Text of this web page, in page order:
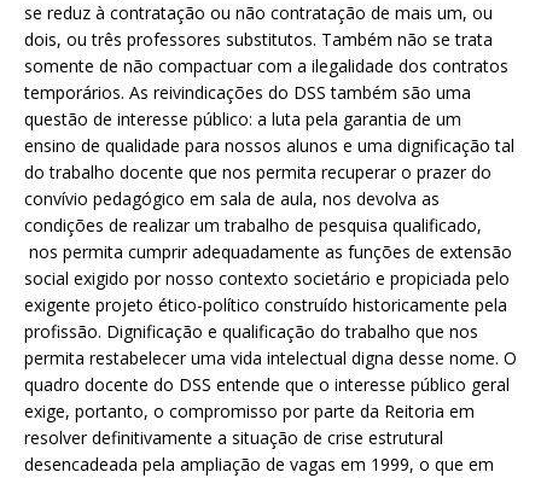
se reduz à contratação ou não contratação de mais um, ou
dois, ou três professores substitutos. Também não se trata
somente de não compactuar com a ilegalidade dos contratos
temporários. As reivindicações do DSS também são uma
questão de interesse público: a luta pela garantia de um
ensino de qualidade para nossos alunos e uma dignificação tal
do trabalho docente que nos permita recuperar o prazer do
convívio pedagógico em sala de aula, nos devolva as
condições de realizar um trabalho de pesquisa qualificado,
nos permita cumprir adequadamente as funções de extensão
social exigido por nosso contexto societário e propiciada pelo
exigente projeto ético-político construído historicamente pela
profissão. Dignificação e qualificação do trabalho que nos
permita restabelecer uma vida intelectual digna desse nome. O
quadro docente do DSS entende que o interesse público geral
exige, portanto, o compromisso por parte da Reitoria em
resolver definitivamente a situação de crise estrutural
desencadeada pela ampliação de vagas em 1999, o que em